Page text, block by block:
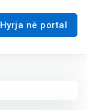
Hyrja në portal